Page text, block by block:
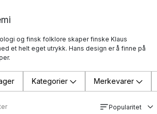
og finsk folklore skaper finske Klaus
et helt eget utrykk. Hans design er å finne på
Kategorier Merkevarer
Popularitet